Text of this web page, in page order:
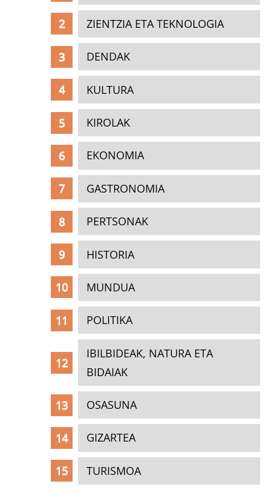
ZIENTZIA ETA TEKNOLOGIA
DENDAK
KULTURA
KIROLAK
EKONOMIA
GASTRONOMIA
PERTSONAK
HISTORIA
MUNDUA
POLITIKA
IBILBIDEAK, NATURA ETA
BIDAIAK
OSASUNA
GIZARTEA
TURISMOA